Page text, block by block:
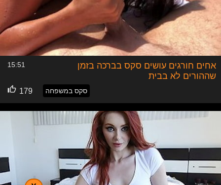
אחים חורגים עושים סקס בברכה בזמן
שההורים לא בבית
15:51
סקס במשפחה 179